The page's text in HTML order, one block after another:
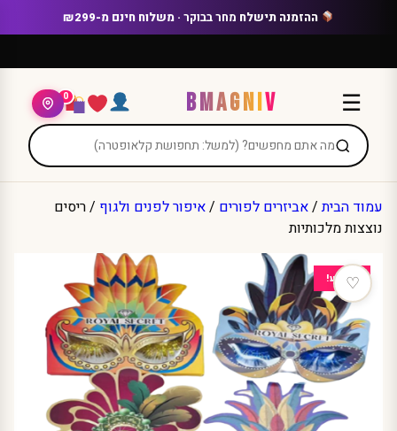
ההזמנה תישלח מחר בבוקר· משלוח חינם מ-₪299
☰
BMAGNIV
0
עמוד הבית/אביזרים לפורים /איפור לפנים ולגוף / ריסים
נוצצות מלכותיות
מבצע!
♡